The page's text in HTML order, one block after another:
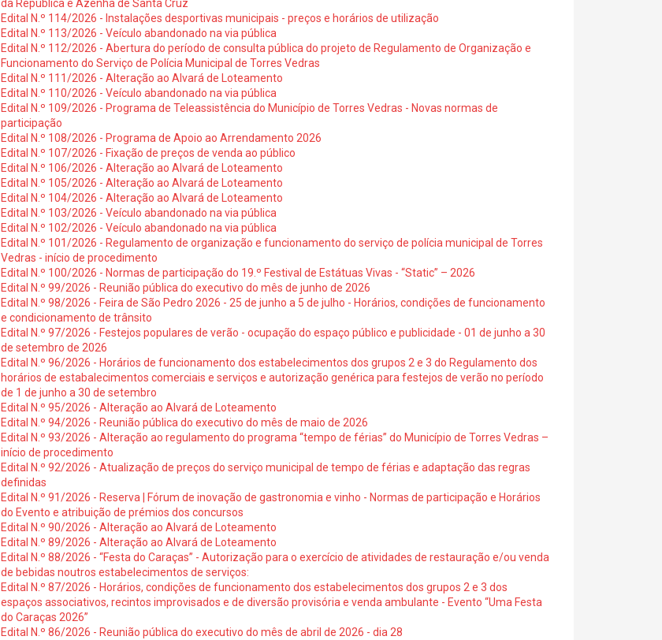
da República e Azenha de Santa Cruz
Edital N.º 114/2026 - Instalações desportivas municipais - preços e horários de utilização
Edital N.º 113/2026 - Veículo abandonado na via pública
Edital N.º 112/2026 - Abertura do período de consulta pública do projeto de Regulamento de Organização e
Funcionamento do Serviço de Polícia Municipal de Torres Vedras
Edital N.º 111/2026 - Alteração ao Alvará de Loteamento
Edital N.º 110/2026 - Veículo abandonado na via pública
Edital N.º 109/2026 - Programa de Teleassistência do Município de Torres Vedras - Novas normas de
participação
Edital N.º 108/2026 - Programa de Apoio ao Arrendamento 2026
Edital N.º 107/2026 - Fixação de preços de venda ao público
Edital N.º 106/2026 - Alteração ao Alvará de Loteamento
Edital N.º 105/2026 - Alteração ao Alvará de Loteamento
Edital N.º 104/2026 - Alteração ao Alvará de Loteamento
Edital N.º 103/2026 - Veículo abandonado na via pública
Edital N.º 102/2026 - Veículo abandonado na via pública
Edital N.º 101/2026 - Regulamento de organização e funcionamento do serviço de polícia municipal de Torres
Vedras - início de procedimento
Edital N.º 100/2026 - Normas de participação do 19.º Festival de Estátuas Vivas - “Static” – 2026
Edital N.º 99/2026 - Reunião pública do executivo do mês de junho de 2026
Edital N.º 98/2026 - Feira de São Pedro 2026 - 25 de junho a 5 de julho - Horários, condições de funcionamento
e condicionamento de trânsito
Edital N.º 97/2026 - Festejos populares de verão - ocupação do espaço público e publicidade - 01 de junho a 30
de setembro de 2026
Edital N.º 96/2026 - Horários de funcionamento dos estabelecimentos dos grupos 2 e 3 do Regulamento dos
horários de estabalecimentos comerciais e serviços e autorização genérica para festejos de verão no período
de 1 de junho a 30 de setembro
Edital N.º 95/2026 - Alteração ao Alvará de Loteamento
Edital N.º 94/2026 - Reunião pública do executivo do mês de maio de 2026
Edital N.º 93/2026 - Alteração ao regulamento do programa “tempo de férias” do Município de Torres Vedras –
início de procedimento
Edital N.º 92/2026 - Atualização de preços do serviço municipal de tempo de férias e adaptação das regras
definidas
Edital N.º 91/2026 - Reserva | Fórum de inovação de gastronomia e vinho - Normas de participação e Horários
do Evento e atribuição de prémios dos concursos
Edital N.º 90/2026 - Alteração ao Alvará de Loteamento
Edital N.º 89/2026 - Alteração ao Alvará de Loteamento
Edital N.º 88/2026 - “Festa do Caraças” - Autorização para o exercício de atividades de restauração e/ou venda
de bebidas noutros estabelecimentos de serviços:
Edital N.º 87/2026 - Horários, condições de funcionamento dos estabelecimentos dos grupos 2 e 3 dos
espaços associativos, recintos improvisados e de diversão provisória e venda ambulante - Evento “Uma Festa
do Caraças 2026”
Edital N.º 86/2026 - Reunião pública do executivo do mês de abril de 2026 - dia 28